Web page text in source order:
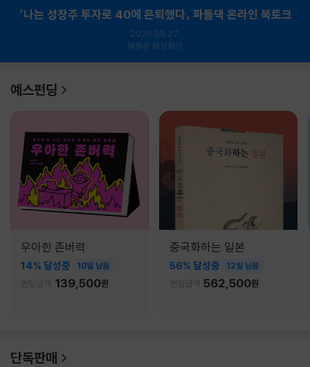
『나는 성장주 투자로 40에 은퇴했다』 파돌댁 온라인 북토크
2026.08.27.
웨일온 화상회의
예스펀딩
우아한 존버력
14% 달성중 10일 남음
펀딩금액 139,500원
중국화하는 일본
56% 달성중 12일 남음
펀딩금액 562,500원
단독판매